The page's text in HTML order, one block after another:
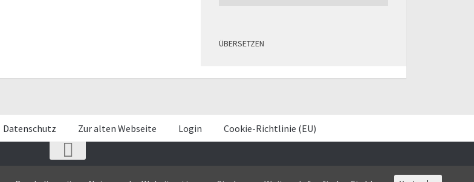
ÜBERSETZEN
Datenschutz Zur alten Webseite Login Cookie-Richtlinie (EU)